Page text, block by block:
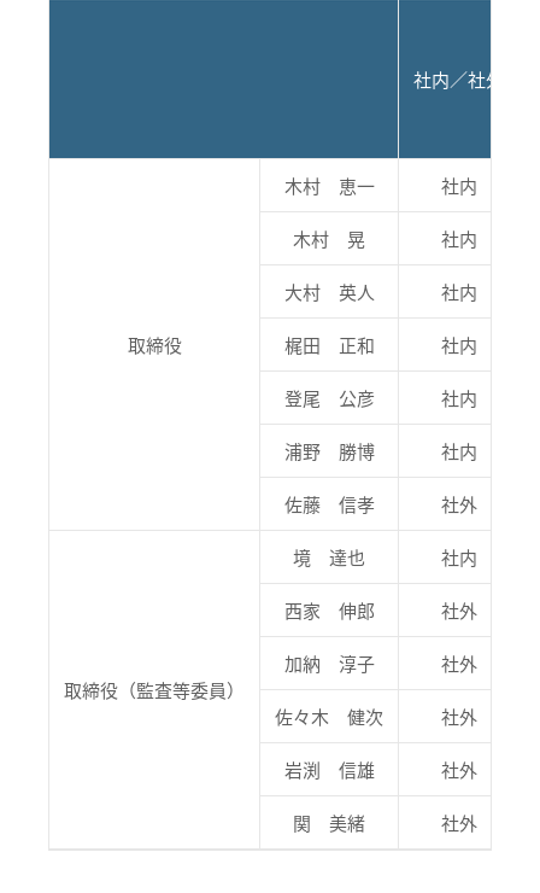
社内／社外
取締役
木村 恵一
社内
木村 晃
社内
大村 英人
社内
梶田 正和
社内
登尾 公彦
社内
浦野 勝博
社内
佐藤 信孝
社外
取締役（監査等委員）
境 達也
社内
西家 伸郎
社外
加納 淳子
社外
佐々木 健次
社外
岩渕 信雄
社外
関 美緒
社外